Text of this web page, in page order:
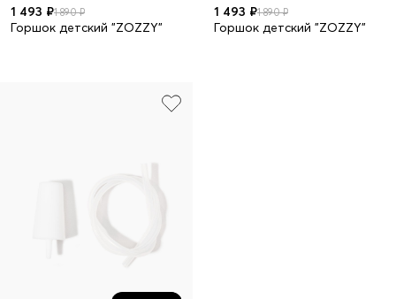
1 493 ₽1 890 ₽
Горшок детский "ZOZZY"
1 493 ₽1 890 ₽
Горшок детский "ZOZZY"